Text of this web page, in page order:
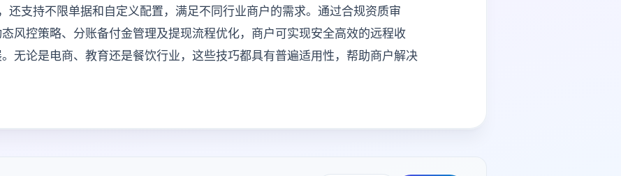
还支持不限单据和自定义配置，满足不同行业商户的需求。通过合规资质审
风控策略、分账备付金管理及提现流程优化，商户可实现安全高效的远程收
无论是电商、教育还是餐饮行业，这些技巧都具有普遍适用性，帮助商户解决